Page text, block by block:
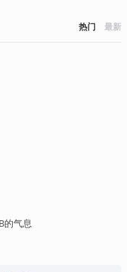
热门 最新
的气息